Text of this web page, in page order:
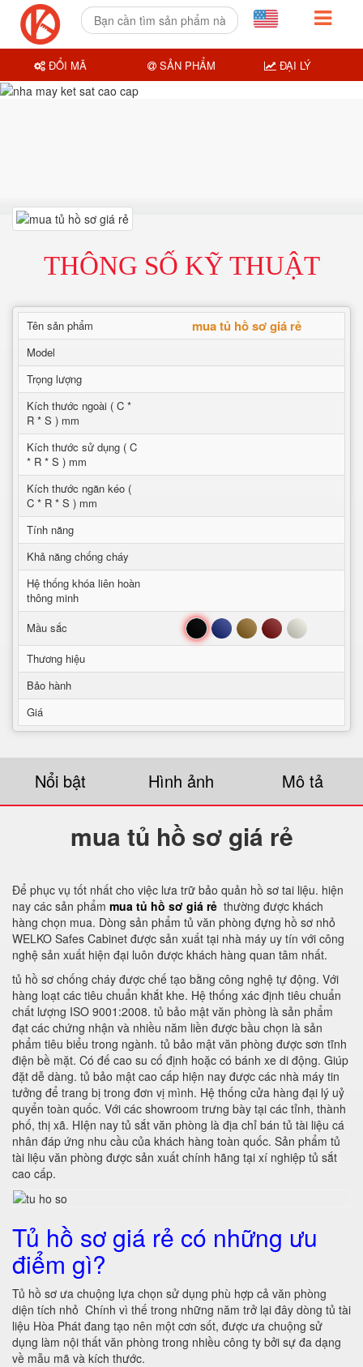
THÔNG SỐ KỸ THUẬT
Tên sản phẩm mua tủ hồ sơ giá rẻ
Model
Trọng lượng
Kích thước ngoài ( C *
R * S ) mm
Kích thước sử dụng ( C
* R * S ) mm
Kích thước ngăn kéo (
C * R * S ) mm
Tính năng
Khả năng chống cháy
Hệ thống khóa liên hoàn
thông minh
Mầu sắc
Đen Xanh Nâu Đỏ Trắng
Thương hiệu
Bảo hành
Giá
Nổi bật Hình ảnh Mô tả
mua tủ hồ sơ giá rẻ
Để phục vụ tốt nhất cho việc lưa trữ bảo quản hồ sơ tai liệu. hiện
nay các sản phẩm mua tủ hồ sơ giá rẻ thường được khách
hàng chọn mua. Dòng sản phẩm tủ văn phòng đựng hồ sơ nhỏ
WELKO Safes Cabinet được sản xuất tại nhà máy uy tín với công
nghệ sản xuất hiện đại luôn được khách hàng quan tâm nhất.
tủ hồ sơ chống cháy được chế tạo bằng công nghệ tự động. Với
hàng loạt các tiêu chuẩn khắt khe. Hệ thống xác định tiêu chuẩn
chất lượng ISO 9001:2008. tủ bảo mật văn phòng là sản phẩm
đạt các chứng nhận và nhiều năm liền được bầu chọn là sản
phẩm tiêu biểu trong ngành. tủ bảo mật văn phòng được sơn tĩnh
điện bề mặt. Có đế cao su cố định hoặc có bánh xe di động. Giúp
đặt dễ dàng. tủ bảo mật cao cấp hiện nay được các nhà máy tin
tưởng để trang bị trong đơn vị mình. Hệ thống cửa hàng đại lý uỷ
quyển toàn quốc. Với các showroom trưng bày tại các tỉnh, thành
phố, thị xã. HIện nay tủ sắt văn phòng là địa chỉ bán tủ tài liệu cá
nhân đáp ứng nhu cầu của khách hàng toàn quốc. Sản phẩm tủ
tài liệu văn phòng được sản xuất chính hãng tại xí nghiệp tủ sắt
cao cấp.
Tủ hồ sơ giá rẻ có những ưu
điểm gì?
Tủ hồ sơ ưa chuộng lựa chọn sử dụng phù hợp cả văn phòng
diện tích nhỏ Chính vì thế trong những năm trở lại đây dòng tủ tài
liệu Hòa Phát đang tạo nên một cơn sốt, được ưa chuộng sử
dụng làm nội thất văn phòng trong nhiều công ty bởi sự đa dạng
về mẫu mã và kích thước.
ĐỔI MÃ SẢN PHẨM ĐẠI LÝ